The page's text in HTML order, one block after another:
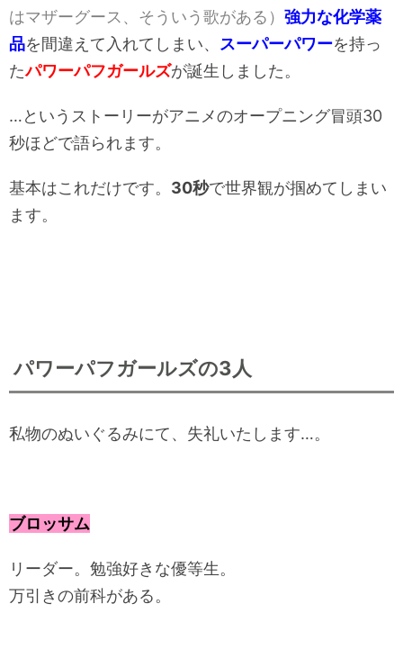
はマザーグース、そういう歌がある） 強力な化学薬
品を間違えて入れてしまい、 スーパーパワーを持っ
たパワーパフガールズが誕生しました。
…というストーリーがアニメのオープニング冒頭30
秒ほどで語られます。
基本はこれだけです。 30秒で世界観が掴めてしまい
ます。
パワーパフガールズの3人
私物のぬいぐるみにて、失礼いたします…。
ブロッサム
リーダー。勉強好きな優等生。
万引きの前科がある。